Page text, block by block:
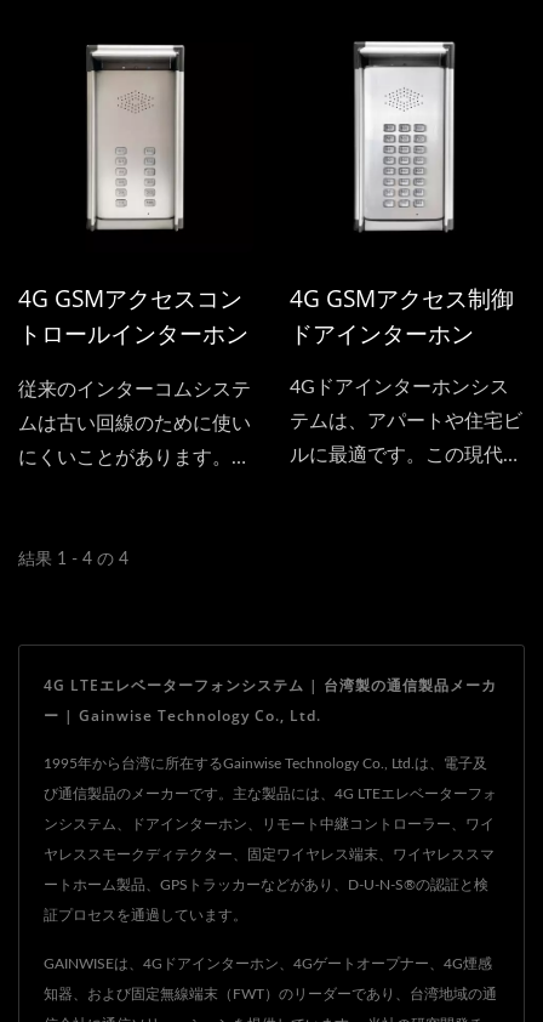
す。これは4Gネットワー
クの使用方法です。また、
ドアの入口を制御すること
もできます。キーパッドを
使用してパスワードを入力
し、ロックを解除すること
4G GSMアクセスコン
トロールインターホン
従来のインターコムシステ
ムは古い回線のために使い
にくいことがあります。
はありません。モバイル通
イヤルし、どこにいても訪
問者と話すことができま
す。また、DTMFおよび
SMSによる遠隔ドアの解錠
もサポートしています。
4G GSMアクセス制御
ドアインターホン
4Gドアインターホンシス
テムは、アパートや住宅ビ
ルに最適です。この現代的
結果 1 - 4 の 4
4G LTEエレベーターフォンシステム | 台湾製の通信製品メーカ
ー | Gainwise Technology Co., Ltd.
1995年から台湾に所在するGainwise Technology Co., Ltd.は、電子及
び通信製品のメーカーです。主な製品には、4G LTEエレベーターフォ
ンシステム、ドアインターホン、リモート中継コントローラー、ワイ
ヤレススモークディテクター、固定ワイヤレス端末、ワイヤレススマ
ートホーム製品、GPSトラッカーなどがあり、D-U-N-S®の認証と検
証プロセスを通過しています。
GAINWISEは、4Gドアインターホン、4Gゲートオープナー、4G煙感
知器、および固定無線端末（FWT）のリーダーであり、台湾地域の通